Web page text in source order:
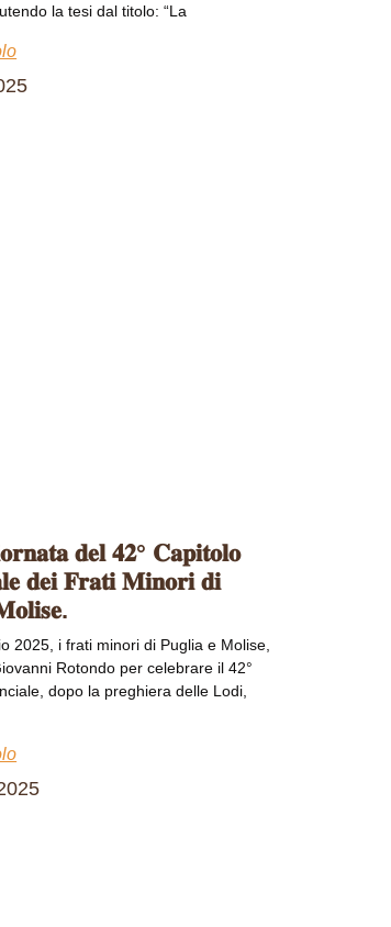
la tesi dal titolo: “La
𝐝𝐞𝐥 𝟒𝟐° 𝐂𝐚𝐩𝐢𝐭𝐨𝐥𝐨
𝐝𝐞𝐢 𝐅𝐫𝐚𝐭𝐢 𝐌𝐢𝐧𝐨𝐫𝐢 𝐝𝐢
2025, i frati minori di Puglia e Molise,
Rotondo per celebrare il 42°
dopo la preghiera delle Lodi,